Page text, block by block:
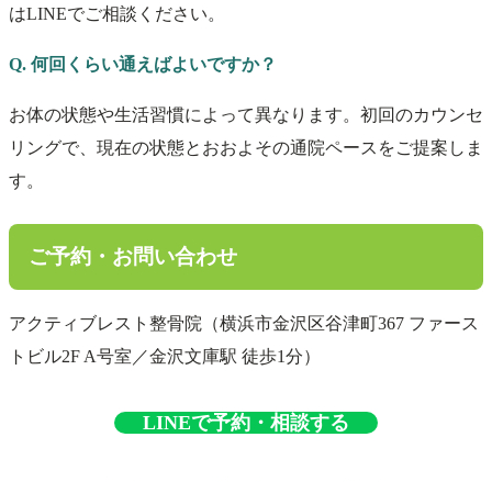
はLINEでご相談ください。
Q. 何回くらい通えばよいですか？
お体の状態や生活習慣によって異なります。初回のカウンセ
リングで、現在の状態とおおよその通院ペースをご提案しま
す。
ご予約・お問い合わせ
アクティブレスト整骨院（横浜市金沢区谷津町367 ファース
トビル2F A号室／金沢文庫駅 徒歩1分）
LINEで予約・相談する